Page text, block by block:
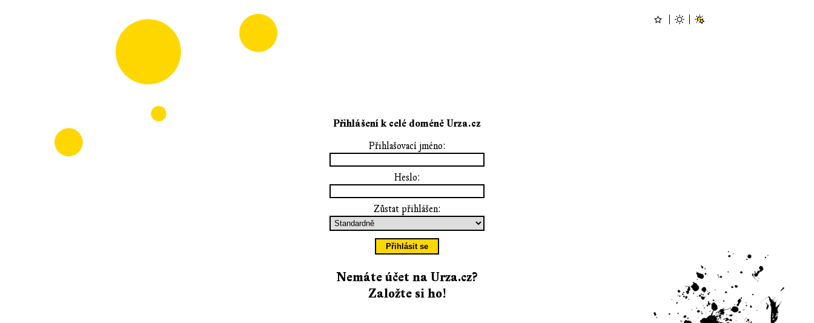
Přihlášení k celé doméně Urza.cz
Přihlašovací jméno:
Heslo:
Zůstat přihlášen:
Nemáte účet na Urza.cz?
Založte si ho!